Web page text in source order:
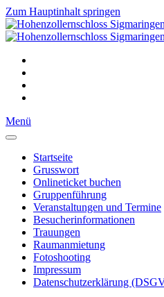
Zum Hauptinhalt springen
Menü
Startseite
Grusswort
Onlineticket buchen
Gruppenführung
Veranstaltungen und Termine
Besucherinformationen
Trauungen
Raumanmietung
Fotoshooting
Impressum
Datenschutzerklärung